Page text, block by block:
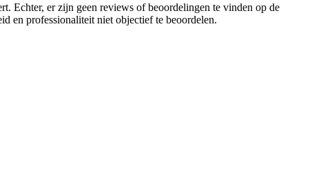
Echter, er zijn geen reviews of beoordelingen te vinden op de
en professionaliteit niet objectief te beoordelen.